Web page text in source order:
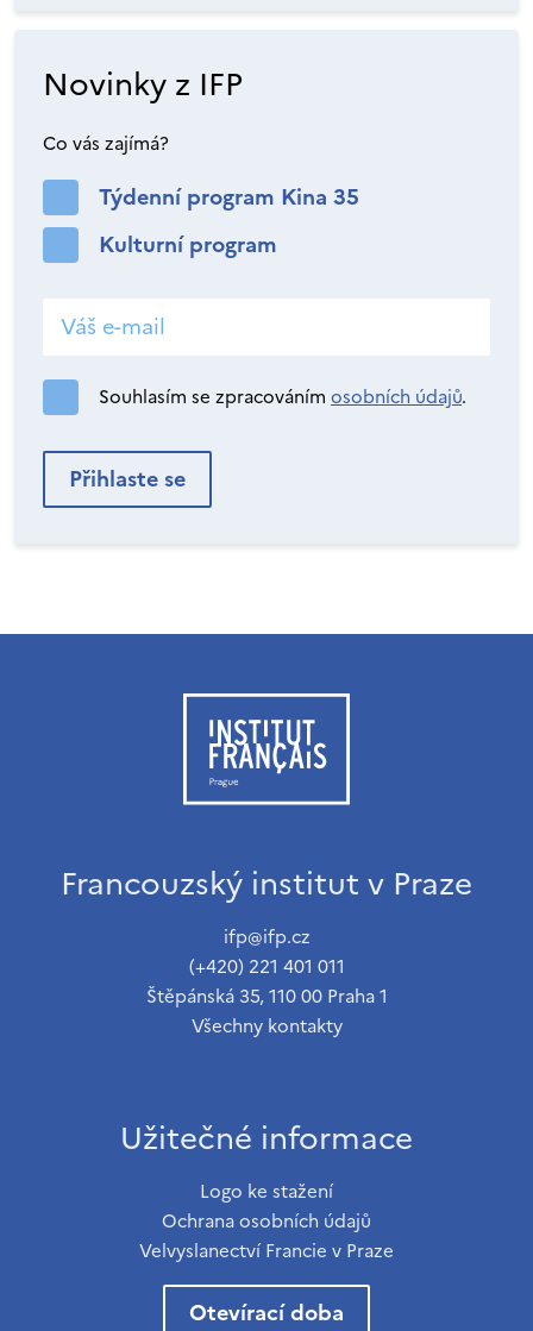
Novinky z IFP
Co vás zajímá?
Týdenní program Kina 35
Kulturní program
Souhlasím se zpracováním osobních údajů.
Francouzský institut v Praze
ifp@ifp.cz
(+420) 221 401 011
Štěpánská 35, 110 00 Praha 1
Všechny kontakty
Užitečné informace
Logo ke stažení
Ochrana osobních údajů
Velvyslanectví Francie v Praze
Otevírací doba